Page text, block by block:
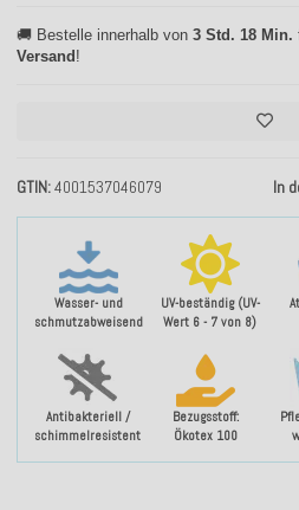
Wasser- und
schmutzabweisend
UV-beständig (UV-
Wert 6 - 7 von 8)
Antibakteriell /
schimmelresistent
Bezugsstoff:
Ökotex 100
GTIN 4001537046079 In
🚚 Bestelle innerhalb von 3 Std. 18 Min.
Versand!